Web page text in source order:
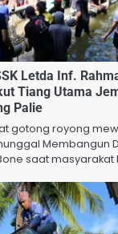
Letda Inf.
Tiang Utama
Palie
gotong royong
Membangun
saat